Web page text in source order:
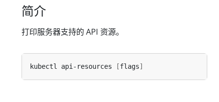
简介
打印服务器支持的 API 资源。
kubectl api-resources [flags]